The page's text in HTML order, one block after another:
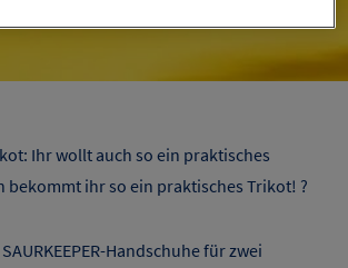
Ihr wollt auch so ein praktisches
bekommt ihr so ein praktisches Trikot! ?
Handschuhe für zwei